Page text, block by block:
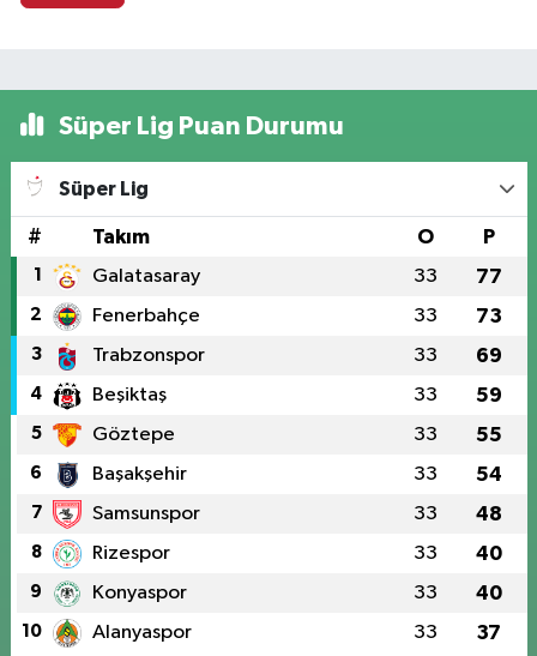
Süper Lig Puan Durumu
Süper Lig
# Takım O P
1 Galatasaray 33 77
2 Fenerbahçe 33 73
3 Trabzonspor 33 69
4 Beşiktaş 33 59
5 Göztepe 33 55
6 Başakşehir 33 54
7 Samsunspor 33 48
8 Rizespor 33 40
9 Konyaspor 33 40
10 Alanyaspor 33 37